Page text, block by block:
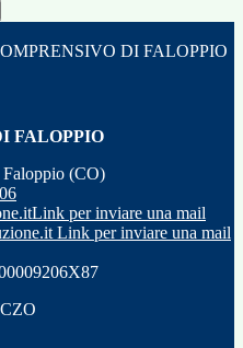
DI FALOPPIO
FALOPPIO
Faloppio (CO)
Link per inviare una mail
Link per inviare una mail